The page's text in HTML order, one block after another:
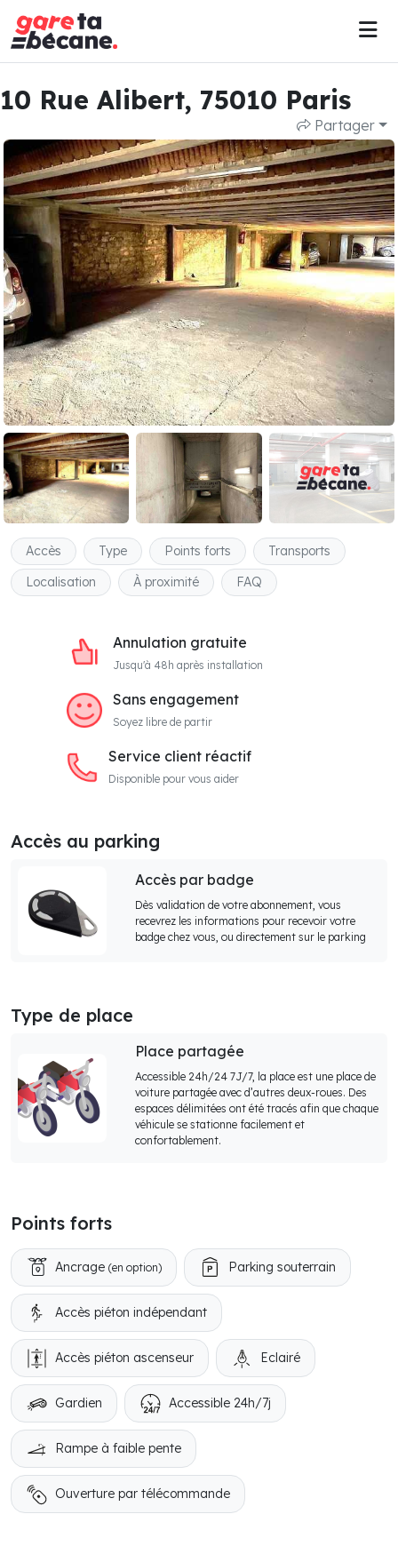
10 Rue Alibert, 75010 Paris
Partager
Accès Type Points forts
Transports
Localisation
À proximité FAQ
Annulation gratuite
Jusqu'à 48h après installation
Sans engagement
Soyez libre de partir
Service client réactif
Disponible pour vous aider
Accès au parking
Accès par badge
Dès validation de votre abonnement, vous
recevrez les informations pour recevoir votre
badge chez vous, ou directement sur le parking
Type de place
Place partagée
Accessible 24h/24 7J/7, la place est une place de
voiture partagée avec d’autres deux-roues. Des
espaces délimitées ont été tracés afin que chaque
véhicule se stationne facilement et
confortablement.
Points forts
Ancrage (en option) Parking souterrain
Accès piéton indépendant
Accès piéton ascenseur Eclairé
Gardien Accessible 24h/7j
Rampe à faible pente
Ouverture par télécommande